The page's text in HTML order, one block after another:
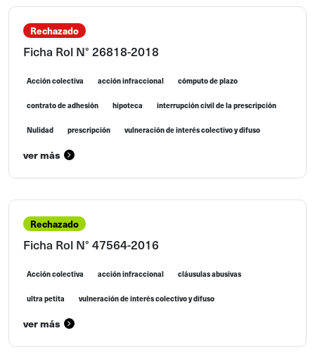
Rechazado
Ficha Rol N° 26818-2018
Acción colectiva acción infraccional cómputo de plazo
contrato de adhesión hipoteca interrupción civil de la prescripción
Nulidad prescripción vulneración de interés colectivo y difuso
ver más
Rechazado
Ficha Rol N° 47564-2016
Acción colectiva acción infraccional cláusulas abusivas
ultra petita vulneración de interés colectivo y difuso
ver más